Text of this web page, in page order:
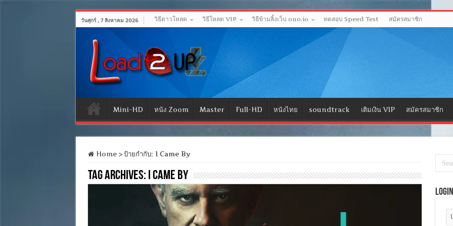
วันศุกร์ , 7 สิงหาคม 2026 วิธีดาวโหลด วิธีโหลด VIP วิธีข้ามลิ้งเว็บ ouo.io ทดสอบ Speed Test สมัครสมาชิก
Mini-HD หนัง Zoom Master Full-HD หนังไทย soundtrack เติมเงิน VIP สมัครสมาชิก
Home > ป้ายกำกับ: I Came By
Tag Archives: I Came By
Login